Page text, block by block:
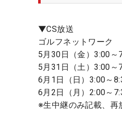
▼CS放送
ゴルフネットワーク
5月30日（金）3:00～
5月31日（土）3:00～
6月1日（日）3:00～
6月2日（月）2:00～
※生中継のみ記載、再